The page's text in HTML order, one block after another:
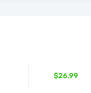
$26.99